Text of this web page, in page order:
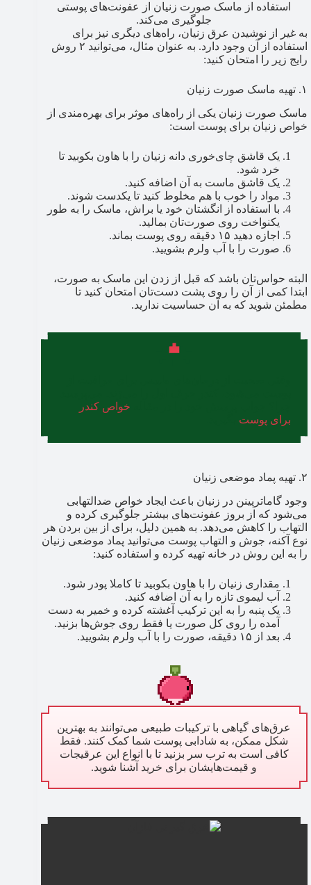
استفاده از ماسک صورت زنیان از عفونت‌های پوستی
جلوگیری می‌کند.
به غیر از نوشیدن عرق زنیان، راه‌های دیگری نیز برای
استفاده از آن وجود دارد. به عنوان مثال، می‌توانید ۲ روش
رایج زیر را امتحان کنید:
۱. تهیه ماسک صورت زنیان
ماسک صورت زنیان یکی از راه‌های موثر برای بهره‌مندی از
خواص زنیان برای پوست است:
یک قاشق چای‌خوری دانه زنیان را با هاون بکوبید تا
خرد شود.
یک قاشق ماست به آن اضافه کنید.
مواد را خوب با هم مخلوط کنید تا یکدست شوند.
با استفاده از انگشتان خود یا براش، ماسک را به طور
یکنواخت روی صورت‌تان بمالید.
اجازه دهید ۱۵ دقیقه روی پوست بماند.
صورت را با آب ولرم بشویید.
البته حواس‌تان باشد که قبل از زدن این ماسک به صورت،
ابتدا کمی از آن را روی پشت دست‌تان امتحان کنید تا
مطمئن شوید که به آن حساسیت ندارید.
خواص کندر
برای پوست
۲. تهیه پماد موضعی زنیان
وجود گاماترپینن در زنیان باعث ایجاد خواص ضدالتهابی
می‌شود که از بروز عفونت‌های بیشتر جلوگیری کرده و
التهاب را کاهش می‌دهد. به همین دلیل، برای از بین بردن هر
نوع آکنه، جوش و التهاب پوست می‌توانید پماد موضعی زنیان
را به این روش در خانه تهیه کرده و استفاده کنید:
مقداری زنیان را با هاون بکوبید تا کاملا پودر شود.
آب لیموی تازه را به آن اضافه کنید.
یک پنبه را به این ترکیب آغشته کرده و خمیر به ‌دست
‌آمده را روی کل صورت یا فقط روی جوش‌ها بزنید.
بعد از ۱۵ دقیقه، صورت را با آب ولرم بشویید.
عرق‌های گیاهی با ترکیبات طبیعی می‌توانند به بهترین
شکل ممکن، به شادابی پوست شما کمک کنند. فقط
کافی است به ترب سر بزنید تا با انواع این عرقیجات
و قیمت‌هایشان برای خرید آشنا شوید.